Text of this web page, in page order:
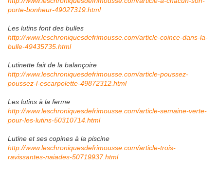
porte-bonheur-49027319.html
Les lutins font des bulles
http://www.leschroniquesdefrimousse.com/article-coince-dans-la-
bulle-49435735.html
Lutinette fait de la balançoire
http://www.leschroniquesdefrimousse.com/article-poussez-
poussez-l-escarpolette-49872312.html
Les lutins à la ferme
http://www.leschroniquesdefrimousse.com/article-semaine-verte-
pour-les-lutins-50310714.html
Lutine et ses copines à la piscine
http://www.leschroniquesdefrimousse.com/article-trois-
ravissantes-naiades-50719937.html